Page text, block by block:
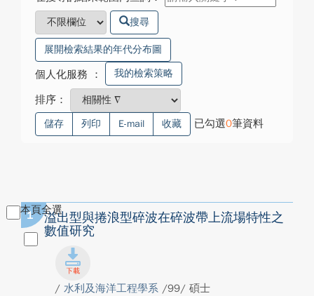
搜尋
展開檢索結果的年代分布圖
個人化服務 ： 我的檢索策略
排序：
儲存 列印 E-mail 收藏 已勾選0筆資料
本頁全選
1
溢出型與捲浪型碎波在碎波帶上流場特性之
數值研究
/ 水利及海洋工程學系 /99/ 碩士